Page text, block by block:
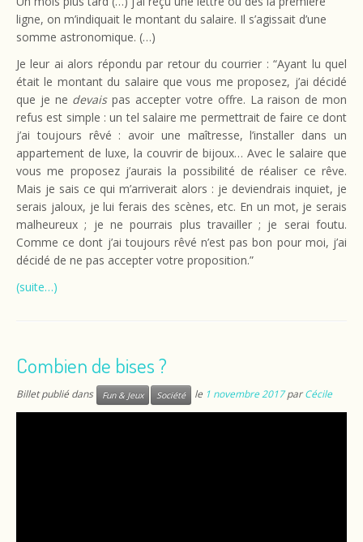
ligne, on m’indiquait le montant du salaire. Il s’agissait d’une
somme astronomique. (…)
Je leur ai alors répondu par retour du courrier : “Ayant lu quel
était le montant du salaire que vous me proposez, j’ai décidé
que je ne devaispas accepter votre offre. La raison de mon
refus est simple : un tel salaire me permettrait de faire ce dont
j’ai toujours rêvé : avoir une maîtresse, l’installer dans un
appartement de luxe, la couvrir de bijoux… Avec le salaire que
vous me proposez j’aurais la possibilité de réaliser ce rêve.
Mais je sais ce qui m’arriverait alors : je deviendrais inquiet, je
serais jaloux, je lui ferais des scènes, etc. En un mot, je serais
malheureux ; je ne pourrais plus travailler ; je serai foutu.
Comme ce dont j’ai toujours rêvé n’est pas bon pour moi, j’ai
décidé de ne pas accepter votre proposition.”
(suite…)
Combien de bises ?
Billet publié dans Fun & Jeux Société le 1 novembre 2017 parCécile